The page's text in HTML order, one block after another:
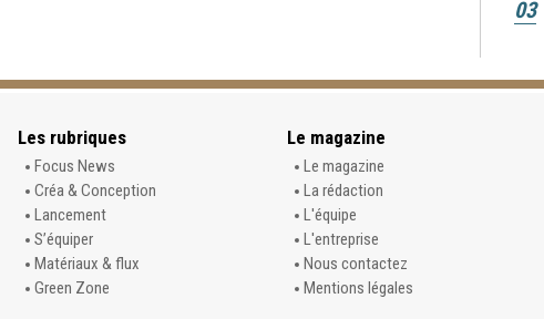
03
Les rubriques
Focus News
Créa & Conception
Lancement
S’équiper
Matériaux & flux
Green Zone
Le magazine
Le magazine
La rédaction
L'équipe
L'entreprise
Nous contactez
Mentions légales